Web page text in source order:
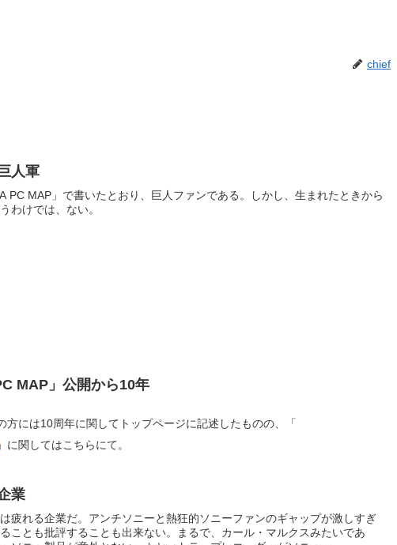
chief
人軍
PC MAP」で書いたとおり、巨人ファンである。しかし、生まれたときから
わけでは、ない。
MAP」公開から10年
方には10周年に関してトップページに記述したものの、「
」に関してはこちらにて。
業
疲れる企業だ。アンチソニーと熱狂的ソニーファンのギャップが激しすぎ
ことも批評することも出来ない。まるで、カール・マルクスみたいであ